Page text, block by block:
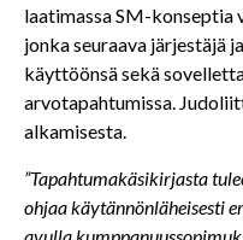
laatimassa SM-konseptia
jonka seuraava järjestäjä
käyttöönsä sekä
arvotapahtumissa.
alkamisesta.
”Tapahtumakäsikirjasta
ohjaa käytännönläheisesti
avulla